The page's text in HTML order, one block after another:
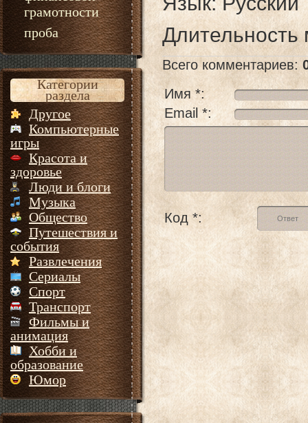
грамотности
проба
Категории
раздела
Другое
Компьютерные
игры
Красота и
здоровье
Люди и блоги
Музыка
Общество
Путешествия и
события
Развлечения
Сериалы
Спорт
Транспорт
Фильмы и
анимация
Хобби и
образование
Юмор
Длительность
Всего комментариев:
Имя *:
Email *:
Код *: